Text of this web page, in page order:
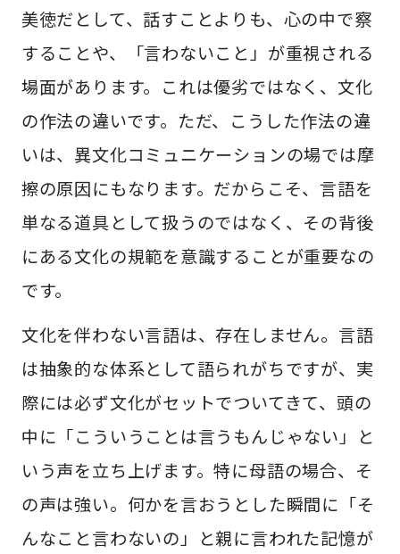
美徳だとして、話すことよりも、心の中で察
することや、「言わないこと」が重視される
場面があります。これは優劣ではなく、文化
の作法の違いです。ただ、こうした作法の違
いは、異文化コミュニケーションの場では摩
擦の原因にもなります。だからこそ、言語を
単なる道具として扱うのではなく、その背後
にある文化の規範を意識することが重要なの
です。
文化を伴わない言語は、存在しません。言語
は抽象的な体系として語られがちですが、実
際には必ず文化がセットでついてきて、頭の
中に「こういうことは言うもんじゃない」と
いう声を立ち上げます。特に母語の場合、そ
の声は強い。何かを言おうとした瞬間に「そ
んなこと言わないの」と親に言われた記憶が